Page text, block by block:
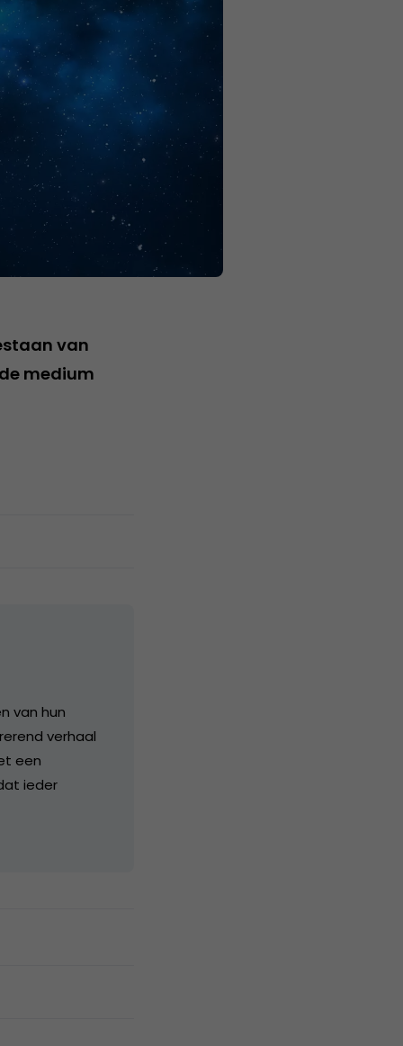
van
medium
van hun
verhaal
een
ieder